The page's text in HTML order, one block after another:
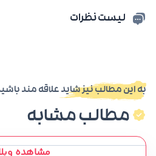
لیست نظرات
به این مطالب نیز شاید علاقه مند
مطالب مشابه
مشاهده